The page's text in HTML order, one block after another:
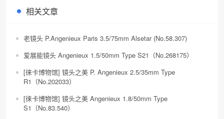
相关文章
老镜头 P.Angenieux Paris 3.5/75mm Alsetar (No.58.307)
爱展能镜头 Angenieux 1.5/50mm Type S21（No.268175）
[徕卡博物馆] 镜头之美 P. Angenieux 2.5/35mm Type
R1（No.202033）
[徕卡博物馆] 镜头之美 Angenieux 1.8/50mm Type
S1（No.83.540）